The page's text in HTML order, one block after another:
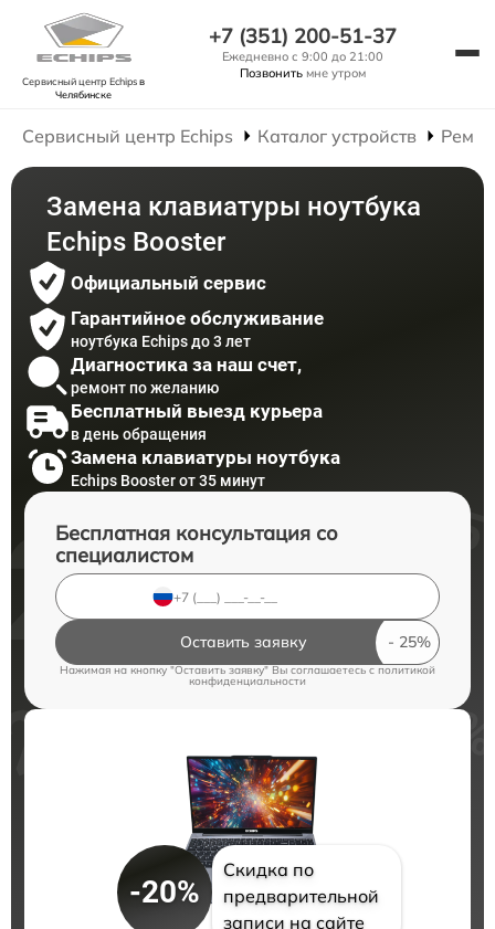
Сервисный центр Echipsв
Челябинске
+7 (351) 200-51-37
Ежедневно с 9:00 до 21:00
Позвонить мне утром
Сервисный центр Echips Каталог устройств
Замена клавиатуры ноутбука
Echips Booster
Официальный сервис
Гарантийное обслуживание
ноутбука Echips до 3 лет
Диагностика за наш счет,
ремонт по желанию
Бесплатный выезд курьера
в день обращения
Замена клавиатуры ноутбука
Echips Booster от 35 минут
Бесплатная консультация со
специалистом
Оставить заявку
Нажимая на кнопку "Оставить заявку" Вы соглашаетесь cполитикой
конфиденциальности
-20%
Скидка по
предварительной
записи на сайте